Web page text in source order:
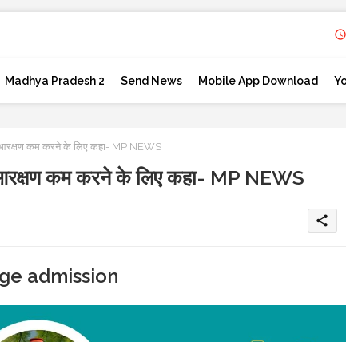
Madhya Pradesh 2 Send News Mobile App Download
आरक्षण कम करने के लिए कहा- MP NEWS
कम करने के लिए कहा- MP NEWS
share
admission